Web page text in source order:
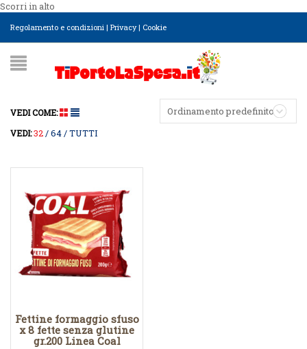
Scorri in alto
Regolamento e condizioni | Privacy| Cookie
Ordinamento predefinito
VEDI COME:
VEDI:32 64 TUTTI
Fettine formaggio sfuso
x 8 fette senza glutine
gr.200 Linea Coal